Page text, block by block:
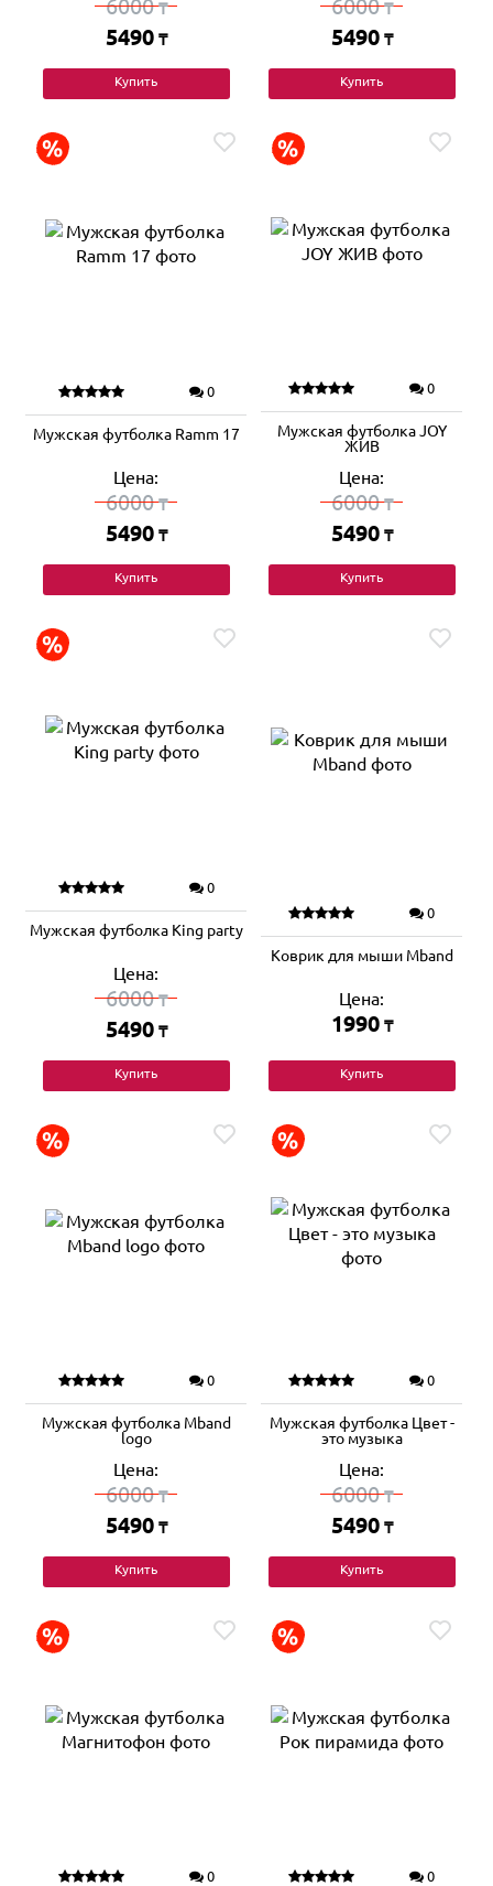
6000₸
5490 ₸
Купить
6000₸
5490 ₸
Купить
0
Мужская футболка Ramm 17
Цена:
6000₸
5490 ₸
Купить
0
Мужская футболка JOY
ЖИВ
Цена:
6000₸
5490 ₸
Купить
0
Мужская футболка King party
Цена:
6000₸
5490 ₸
Купить
0
Коврик для мыши Mband
Цена:
1990 ₸
Купить
0
Мужская футболка Mband
logo
Цена:
6000₸
5490 ₸
Купить
0
Мужская футболка Цвет -
это музыка
Цена:
6000₸
5490 ₸
Купить
0 0